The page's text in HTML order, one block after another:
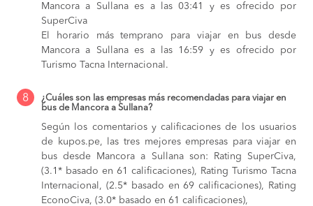
Mancora a Sullana es a las 03:41 y es ofrecido por
SuperCiva
El horario más temprano para viajar en bus desde
Mancora a Sullana es a las 16:59 y es ofrecido por
Turismo Tacna Internacional.
8
¿Cuáles son las empresas más recomendadas para viajar en
bus de Mancora a Sullana?
Según los comentarios y calificaciones de los usuarios
de kupos.pe, las tres mejores empresas para viajar en
bus desde Mancora a Sullana son: Rating SuperCiva,
(3.1* basado en 61 calificaciones), Rating Turismo Tacna
Internacional, (2.5* basado en 69 calificaciones), Rating
EconoCiva, (3.0* basado en 61 calificaciones),